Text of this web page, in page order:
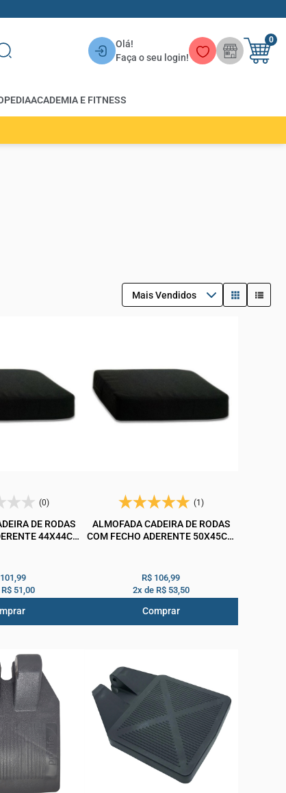
Olá!
Faça o seu login!
0
ACADEMIA E FITNESS
Mais Vendidos
(0)
DE RODAS
44X44CM
R$ 51,00
(1)
ALMOFADA CADEIRA DE RODAS
COM FECHO ADERENTE 50X45CM
R$ 106,99
2x de R$ 53,50
Comprar